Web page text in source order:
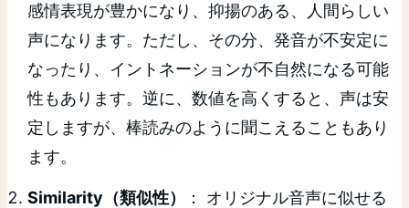
感情表現が豊かになり、抑揚のある、人間らしい
声になります。ただし、その分、発音が不安定に
なったり、イントネーションが不自然になる可能
性もあります。逆に、数値を高くすると、声は安
定しますが、棒読みのように聞こえることもあり
ます。
Similarity（類似性）
： オリジナル音声に似せる